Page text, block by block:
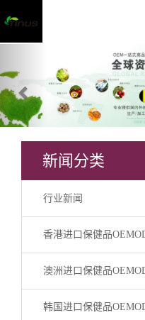
新闻分类
行业新闻
香港进口保健品
澳洲进口保健品
韩国进口保健品
请问有什么
提交留言